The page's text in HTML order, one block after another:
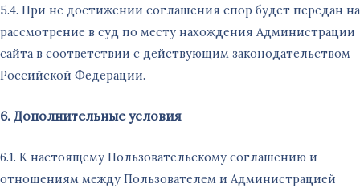
5.4. При не достижении соглашения спор будет передан на
рассмотрение в суд по месту нахождения Администрации
сайта в соответствии с действующим законодательством
Российской Федерации.
6. Дополнительные условия
6.1. К настоящему Пользовательскому соглашению и
отношениям между Пользователем и Администрацией